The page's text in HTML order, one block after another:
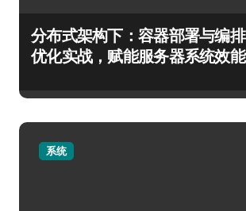
分布式架构下：容器部署与编排
优化实战，赋能服务器系统效能
系统